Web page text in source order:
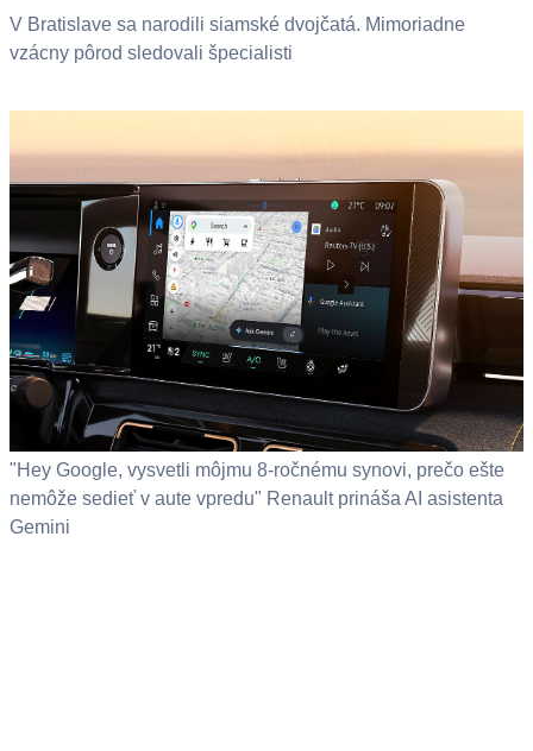
V Bratislave sa narodili siamské dvojčatá. Mimoriadne
vzácny pôrod sledovali špecialisti
"Hey Google, vysvetli môjmu 8-ročnému synovi, prečo ešte
nemôže sedieť v aute vpredu" Renault prináša AI asistenta
Gemini